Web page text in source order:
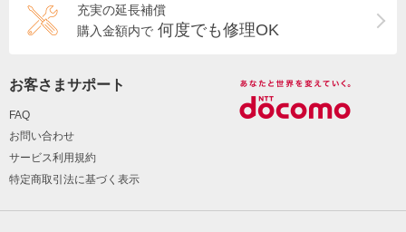
充実の延長補償
購入金額内で 何度でも修理OK
お客さまサポート
FAQ
お問い合わせ
サービス利用規約
特定商取引法に基づく表示